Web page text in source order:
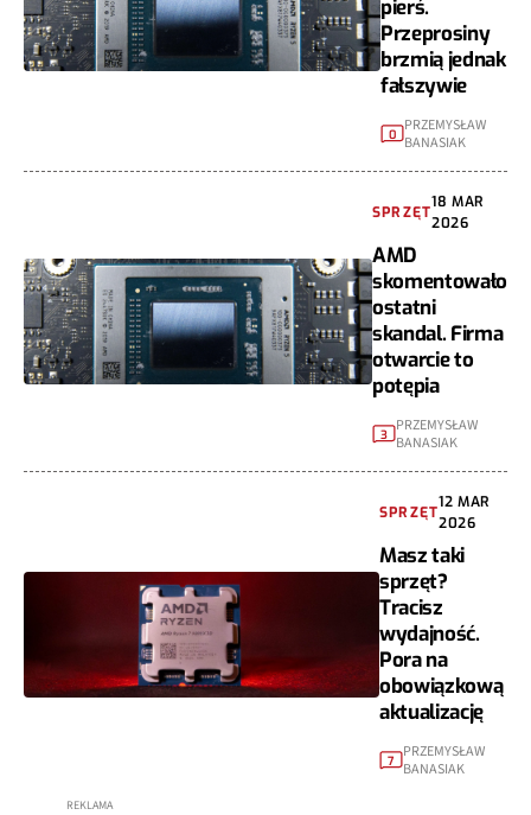
pierś.
Przeprosiny
brzmią jednak
fałszywie
0
PRZEMYSŁAW
BANASIAK
SPRZĘT
18 MAR
2026
AMD
skomentowało
ostatni
skandal. Firma
otwarcie to
potępia
3
PRZEMYSŁAW
BANASIAK
SPRZĘT
12 MAR
2026
Masz taki
sprzęt?
Tracisz
wydajność.
Pora na
obowiązkową
aktualizację
7
PRZEMYSŁAW
BANASIAK